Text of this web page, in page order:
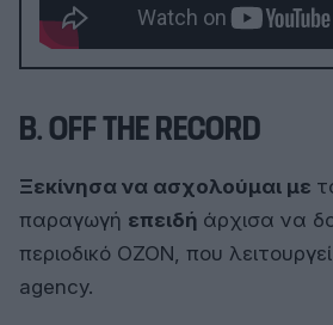
Β. OFF THE RECORD
Ξεκίνησα να ασχολούμαι με
παραγωγή επειδή άρχισα να
περιοδικό ΟΖΟΝ, που
agency.